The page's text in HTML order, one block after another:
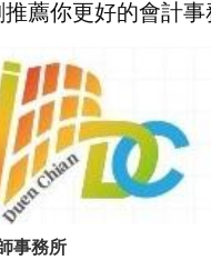
薦你更好的會計
事務所